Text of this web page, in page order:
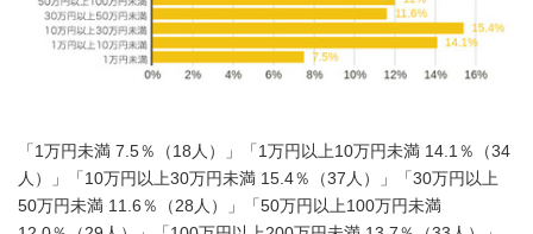
「1万円未満 7.5％（18人）」「1万円以上10万円未満 14.1％（34
人）」「10万円以上30万円未満 15.4％（37人）」「30万円以上
50万円未満 11.6％（28人）」「50万円以上100万円未満